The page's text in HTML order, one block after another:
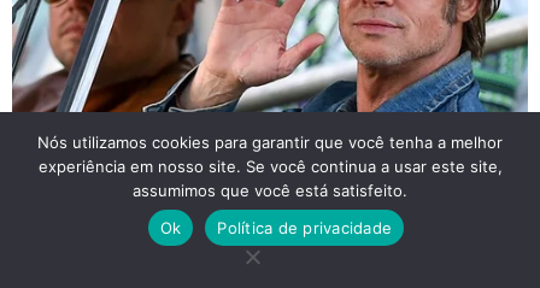
Nós utilizamos cookies para garantir que você tenha a melhor
experiência em nosso site. Se você continua a usar este site,
assumimos que você está satisfeito.
Ok
Política de privacidade